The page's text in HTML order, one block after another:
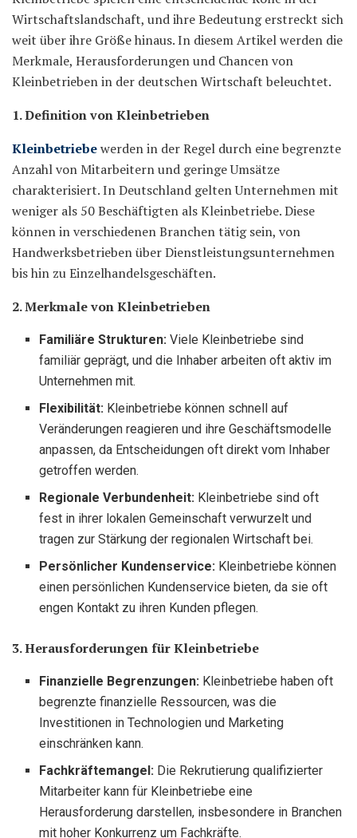
Wirtschaftslandschaft, und ihre Bedeutung erstreckt sich
weit über ihre Größe hinaus. In diesem Artikel werden die
Merkmale, Herausforderungen und Chancen von
Kleinbetrieben in der deutschen Wirtschaft beleuchtet.
1. Definition von Kleinbetrieben
Kleinbetriebewerden in der Regel durch eine begrenzte
Anzahl von Mitarbeitern und geringe Umsätze
charakterisiert. In Deutschland gelten Unternehmen mit
weniger als 50 Beschäftigten als Kleinbetriebe. Diese
können in verschiedenen Branchen tätig sein, von
Handwerksbetrieben über Dienstleistungsunternehmen
bis hin zu Einzelhandelsgeschäften.
2. Merkmale von Kleinbetrieben
Familiäre Strukturen: Viele Kleinbetriebe sind
familiär geprägt, und die Inhaber arbeiten oft aktiv im
Unternehmen mit.
Flexibilität: Kleinbetriebe können schnell auf
Veränderungen reagieren und ihre Geschäftsmodelle
anpassen, da Entscheidungen oft direkt vom Inhaber
getroffen werden.
Regionale Verbundenheit: Kleinbetriebe sind oft
fest in ihrer lokalen Gemeinschaft verwurzelt und
tragen zur Stärkung der regionalen Wirtschaft bei.
Persönlicher Kundenservice: Kleinbetriebe können
einen persönlichen Kundenservice bieten, da sie oft
engen Kontakt zu ihren Kunden pflegen.
3. Herausforderungen für Kleinbetriebe
Finanzielle Begrenzungen: Kleinbetriebe haben oft
begrenzte finanzielle Ressourcen, was die
Investitionen in Technologien und Marketing
einschränken kann.
Fachkräftemangel: Die Rekrutierung qualifizierter
Mitarbeiter kann für Kleinbetriebe eine
Herausforderung darstellen, insbesondere in Branchen
mit hoher Konkurrenz um Fachkräfte.